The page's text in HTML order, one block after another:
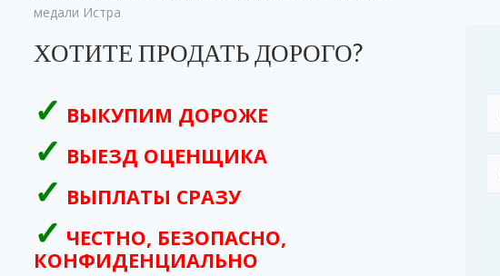
медали Истра
ХОТИТЕ ПРОДАТЬ ДОРОГО?
ВЫКУПИМ ДОРОЖЕ
ВЫЕЗД ОЦЕНЩИКА
ВЫПЛАТЫ СРАЗУ
ЧЕСТНО, БЕЗОПАСНО,
КОНФИДЕНЦИАЛЬНО